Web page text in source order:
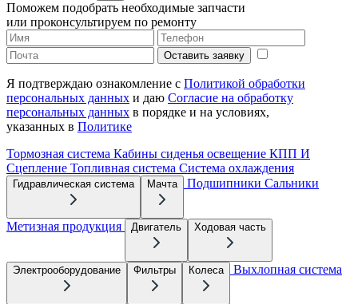
Поможем подобрать необходимые запчасти
или проконсультируем по ремонту
Оставить заявку
Я подтверждаю ознакомление с Политикой обработки
персональных данных и даю Согласие на обработку
персональных данных в порядке и на условиях,
указанных в Политике
Тормозная система Кабины сиденья освещение КПП И
Сцепление Топливная система Система охлаждения
Гидравлическая система Мачта Подшипники Сальники
Метизная продукция Двигатель Ходовая часть
Электрооборудование Фильтры Колеса Выхлопная система